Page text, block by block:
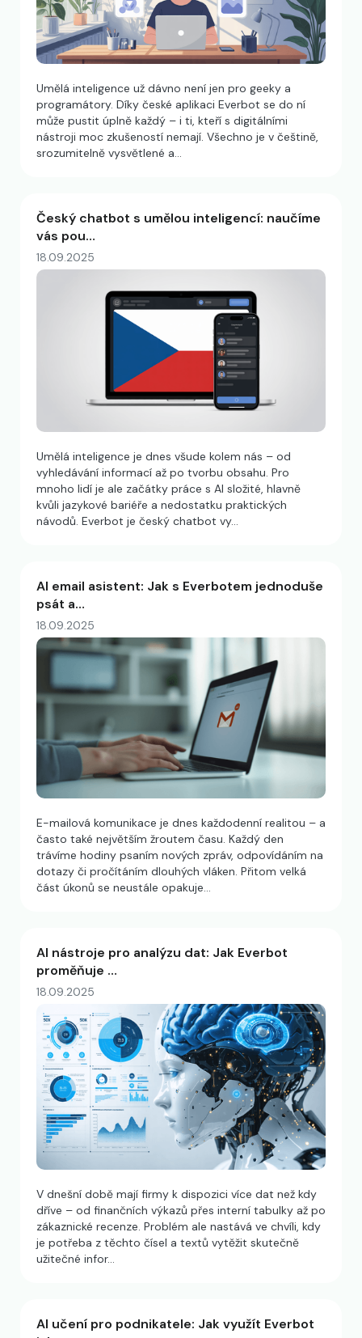
Umělá inteligence už dávno není jen pro geeky a
programátory. Díky české aplikaci Everbot se do ní
může pustit úplně každý – i ti, kteří s digitálními
nástroji moc zkušeností nemají. Všechno je v češtině,
srozumitelně vysvětlené a…
Český chatbot s umělou inteligencí: naučíme
vás pou…
18.09.2025
Umělá inteligence je dnes všude kolem nás – od
vyhledávání informací až po tvorbu obsahu. Pro
mnoho lidí je ale začátky práce s AI složité, hlavně
kvůli jazykové bariéře a nedostatku praktických
návodů. Everbot je český chatbot vy…
AI email asistent: Jak s Everbotem jednoduše
psát a…
18.09.2025
E-mailová komunikace je dnes každodenní realitou – a
často také největším žroutem času. Každý den
trávíme hodiny psaním nových zpráv, odpovídáním na
dotazy či pročítáním dlouhých vláken. Přitom velká
část úkonů se neustále opakuje…
AI nástroje pro analýzu dat: Jak Everbot
proměňuje …
18.09.2025
V dnešní době mají firmy k dispozici více dat než kdy
dříve – od finančních výkazů přes interní tabulky až po
zákaznické recenze. Problém ale nastává ve chvíli, kdy
je potřeba z těchto čísel a textů vytěžit skutečně
užitečné infor…
AI učení pro podnikatele: Jak využít Everbot